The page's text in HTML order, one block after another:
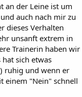
an der Leine ist um
auch nach mir zu
dieses Verhalten
unsanft extrem in
Trainerin haben wir
sich etwas
ruhig und wenn er
einem "Nein" schnell